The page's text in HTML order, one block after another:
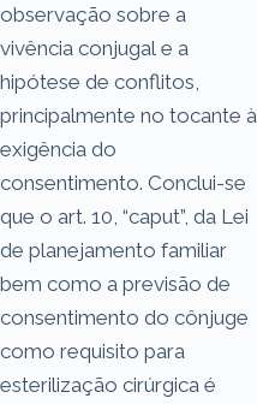
observação sobre a
vivência conjugal e a
hipótese de conflitos,
principalmente no tocante à
exigência do
consentimento. Conclui-se
que o art. 10, “caput”, da Lei
de planejamento familiar
bem como a previsão de
consentimento do cônjuge
como requisito para
esterilização cirúrgica é